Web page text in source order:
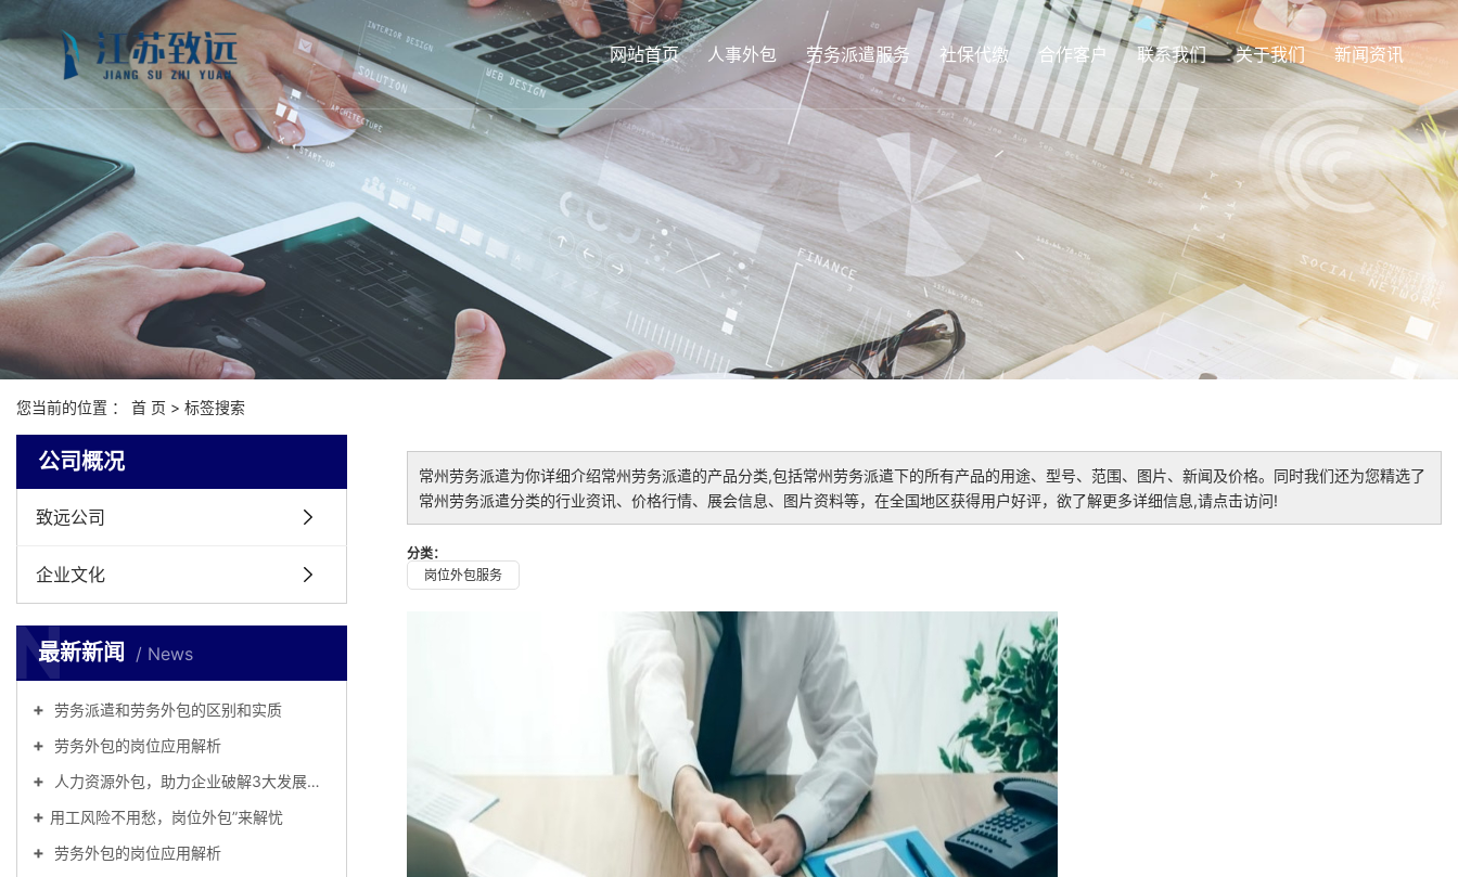
网站首页 人事外包 劳务派遣服务 社保代缴 合作客户 联系我们 关于我们 新闻资讯
您当前的位置 ： 首 页 > 标签搜索
公司概况
致远公司
企业文化
最新新闻 News
N
劳务派遣和劳务外包的区别和实质
劳务外包的岗位应用解析
人力资源外包，助力企业破解3大发展难题
​用工风险不用愁，岗位外包”来解忧
劳务外包的岗位应用解析
常州劳务派遣为你详细介绍常州劳务派遣的产品分类,包括常州劳务派遣下的所有产品的用途、型号、范围、图片、新闻及价格。同时我们还为您精选了
常州劳务派遣分类的行业资讯、价格行情、展会信息、图片资料等，在全国地区获得用户好评，欲了解更多详细信息,请点击访问!
分类：
岗位外包服务